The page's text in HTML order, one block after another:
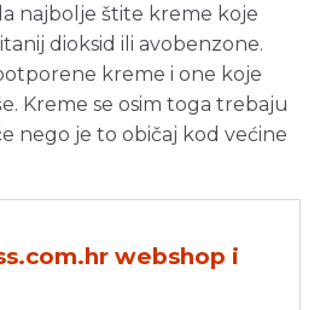
najbolje štite kreme koje
dioksid ili avobenzone.
kreme i one koje
Kreme se osim toga trebaju
nego je to običaj kod većine
webshop i